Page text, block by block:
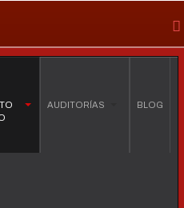
AUDITORÍAS BLOG